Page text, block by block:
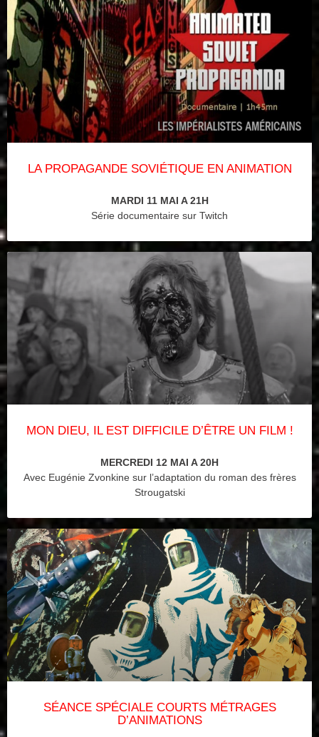
LA PROPAGANDE SOVIÉTIQUE EN ANIMATION
MARDI 11 MAI A 21H
Série documentaire sur Twitch
MON DIEU, IL EST DIFFICILE D’ÊTRE UN FILM !
MERCREDI 12 MAI A 20H
Avec Eugénie Zvonkine sur l’adaptation du roman des frères
Strougatski
SÉANCE SPÉCIALE COURTS MÉTRAGES
D’ANIMATIONS